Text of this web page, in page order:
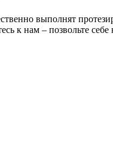
выполнят
к нам – позвольте себе